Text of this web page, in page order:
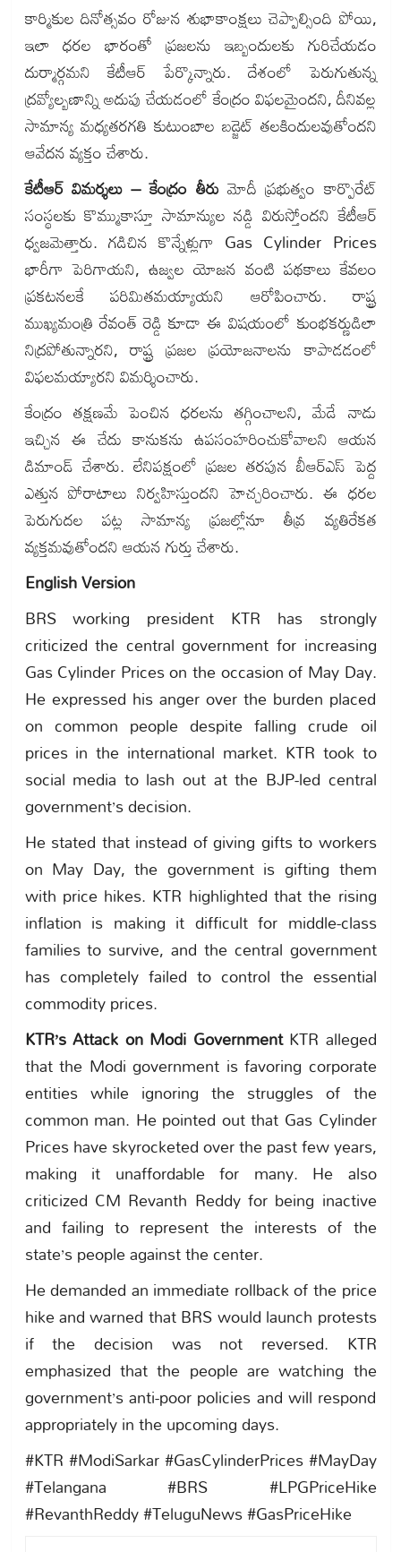
కార్మికుల దినోత్సవం రోజున శుభాకాంక్షలు చెప్పాల్సింది పోయి,
ఇలా ధరల భారంతో ప్రజలను ఇబ్బందులకు గురిచేయడం
దుర్మార్గమని కేటీఆర్ పేర్కొన్నారు. దేశంలో పెరుగుతున్న
ద్రవ్యోల్బణాన్ని అదుపు చేయడంలో కేంద్రం విఫలమైందని, దీనివల్ల
సామాన్య మధ్యతరగతి కుటుంబాల బడ్జెట్ తలకిందులవుతోందని
ఆవేదన వ్యక్తం చేశారు.
కేటీఆర్ విమర్శలు – కేంద్రం తీరు మోదీ ప్రభుత్వం కార్పొరేట్
సంస్థలకు కొమ్ముకాస్తూ సామాన్యుల నడ్డి విరుస్తోందని కేటీఆర్
ధ్వజమెత్తారు. గడిచిన కొన్నేళ్లుగా Gas Cylinder Prices
భారీగా పెరిగాయని, ఉజ్వల యోజన వంటి పథకాలు కేవలం
ప్రకటనలకే పరిమితమయ్యాయని ఆరోపించారు. రాష్ట్ర
ముఖ్యమంత్రి రేవంత్ రెడ్డి కూడా ఈ విషయంలో కుంభకర్ణుడిలా
నిద్రపోతున్నారని, రాష్ట్ర ప్రజల ప్రయోజనాలను కాపాడడంలో
విఫలమయ్యారని విమర్శించారు.
కేంద్రం తక్షణమే పెంచిన ధరలను తగ్గించాలని, మేడే నాడు
ఇచ్చిన ఈ చేదు కానుకను ఉపసంహరించుకోవాలని ఆయన
డిమాండ్ చేశారు. లేనిపక్షంలో ప్రజల తరపున బీఆర్‌ఎస్ పెద్ద
ఎత్తున పోరాటాలు నిర్వహిస్తుందని హెచ్చరించారు. ఈ ధరల
పెరుగుదల పట్ల సామాన్య ప్రజల్లోనూ తీవ్ర వ్యతిరేకత
వ్యక్తమవుతోందని ఆయన గుర్తు చేశారు.
English Version
BRS working president KTR has strongly
criticized the central government for increasing
Gas Cylinder Prices on the occasion of May Day.
He expressed his anger over the burden placed
on common people despite falling crude oil
prices in the international market. KTR took to
social media to lash out at the BJP-led central
government’s decision.
He stated that instead of giving gifts to workers
on May Day, the government is gifting them
with price hikes. KTR highlighted that the rising
inflation is making it difficult for middle-class
families to survive, and the central government
has completely failed to control the essential
commodity prices.
KTR’s Attack on Modi GovernmentKTR alleged
that the Modi government is favoring corporate
entities while ignoring the struggles of the
common man. He pointed out that Gas Cylinder
Prices have skyrocketed over the past few years,
making it unaffordable for many. He also
criticized CM Revanth Reddy for being inactive
and failing to represent the interests of the
state’s people against the center.
He demanded an immediate rollback of the price
hike and warned that BRS would launch protests
if the decision was not reversed. KTR
emphasized that the people are watching the
government’s anti-poor policies and will respond
appropriately in the upcoming days.
#KTR #ModiSarkar #GasCylinderPrices #MayDay
#Telangana #BRS #LPGPriceHike
#RevanthReddy #TeluguNews #GasPriceHike